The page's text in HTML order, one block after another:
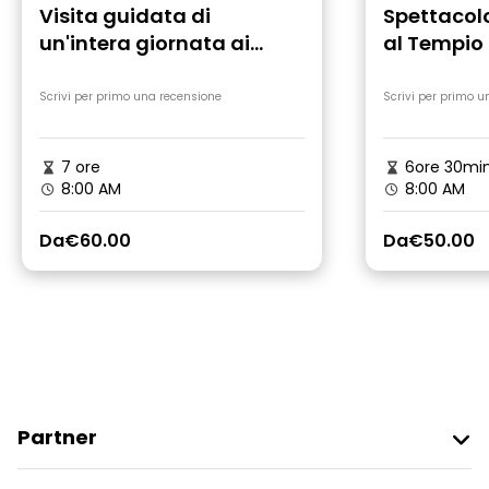
Visita guidata di
un'intera giornata ai
Assuan
Scrivi per primo una recensione
7 ore
8:00 AM
Da€60.00
al
Scrivi per primo
6ore
8:00 AM
Da€50.00
Partner